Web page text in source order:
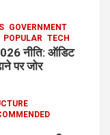
GOVERNMENT
POPULAR TECH
नीति: ऑडिट
पर जोर